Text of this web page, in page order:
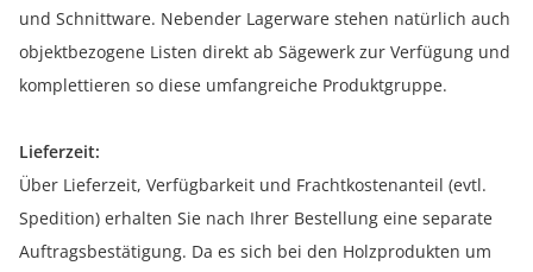
und Schnittware. Nebender Lagerware stehen natürlich auch
objektbezogene Listen direkt ab Sägewerk zur Verfügung und
komplettieren so diese umfangreiche Produktgruppe.
Lieferzeit:
Über Lieferzeit, Verfügbarkeit und Frachtkostenanteil (evtl.
Spedition) erhalten Sie nach Ihrer Bestellung eine separate
Auftragsbestätigung. Da es sich bei den Holzprodukten um